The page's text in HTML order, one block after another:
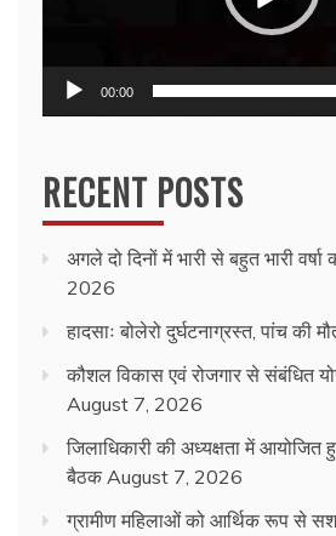
00:00
RECENT POSTS
अगले दो दिनों में भारी से बहुत भारी वर्षा
2026
हादसाः बोलेरो दुर्घटनाग्रस्त, पांच की
कौशल विकास एवं रोजगार से संबंधित
August 7, 2026
जिलाधिकारी की अध्यक्षता में आयोजित
बैठक August 7, 2026
ग्रामीण महिलाओं को आर्थिक रूप से